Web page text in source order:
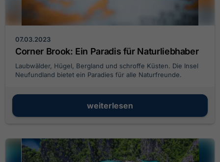
07.03.2023
Corner Brook: Ein Paradis für Naturliebhaber
Laubwälder, Hügel, Bergland und schroffe Küsten. Die Insel
Neufundland bietet ein Paradies für alle Naturfreunde.
weiterlesen